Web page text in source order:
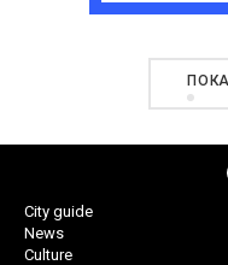
City guide
News
Culture